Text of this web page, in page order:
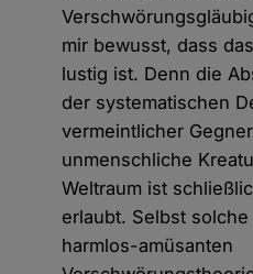
mir bewusst, dass
lustig ist. Denn die
der systematischen
vermeintlicher
unmenschliche
Weltraum ist
erlaubt. Selbst
harmlos-amüsanten